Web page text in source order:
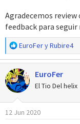
Agradecemos
feedback para
R
e
a
c
c
i
o
n
EuroFeryRubire4
EuroFer
El Tio Del helix
12 Jun 2020